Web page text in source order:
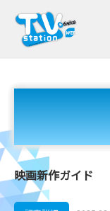
映画新作ガイド